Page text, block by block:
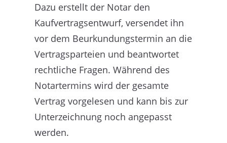
Dazu erstellt der Notar den
Kaufvertragsentwurf, versendet ihn
vor dem Beurkundungstermin an die
Vertragsparteien und beantwortet
rechtliche Fragen. Während des
Notartermins wird der gesamte
Vertrag vorgelesen und kann bis zur
Unterzeichnung noch angepasst
werden.